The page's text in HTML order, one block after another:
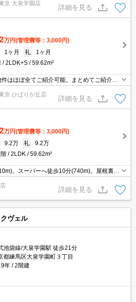
グまで。
京 大泉学園店
詳細を見る
万円(管理費等：3,000円)
1ヶ月 礼
1ヶ月
2LDK+S 59.62m²
はほぼ全てご紹介可能。まとめてご紹介致
せください。お部屋探しは情報量地域ナン
グまで。
京 ひばりが丘店
詳細を見る
万円(管理費等：3,000円)
9.2万 礼
9.2万
2LDK 59.62m²
。スーパーへ徒歩10分(740m)。屋根裏収
すぐ内見できます。メゾネットタイプ。保
料賃料の100%、引落手数料1,380円)。
詳細を見る
ヴェル
池袋線/大泉学園駅 徒歩21分
都練馬区大泉学園町３丁目
年
2階建